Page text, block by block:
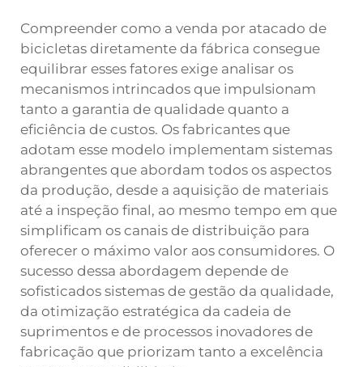
Compreender como a venda por atacado de
bicicletas diretamente da fábrica consegue
equilibrar esses fatores exige analisar os
mecanismos intrincados que impulsionam
tanto a garantia de qualidade quanto a
eficiência de custos. Os fabricantes que
adotam esse modelo implementam sistemas
abrangentes que abordam todos os aspectos
da produção, desde a aquisição de materiais
até a inspeção final, ao mesmo tempo em que
simplificam os canais de distribuição para
oferecer o máximo valor aos consumidores. O
sucesso dessa abordagem depende de
sofisticados sistemas de gestão da qualidade,
da otimização estratégica da cadeia de
suprimentos e de processos inovadores de
fabricação que priorizam tanto a excelência